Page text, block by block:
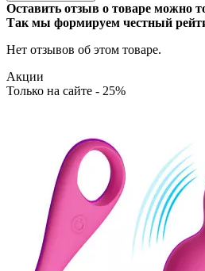
Оставить отзыв о товаре можно
Так мы формируем честный
Нет отзывов об этом товаре.
Акции
Только на сайте - 25%